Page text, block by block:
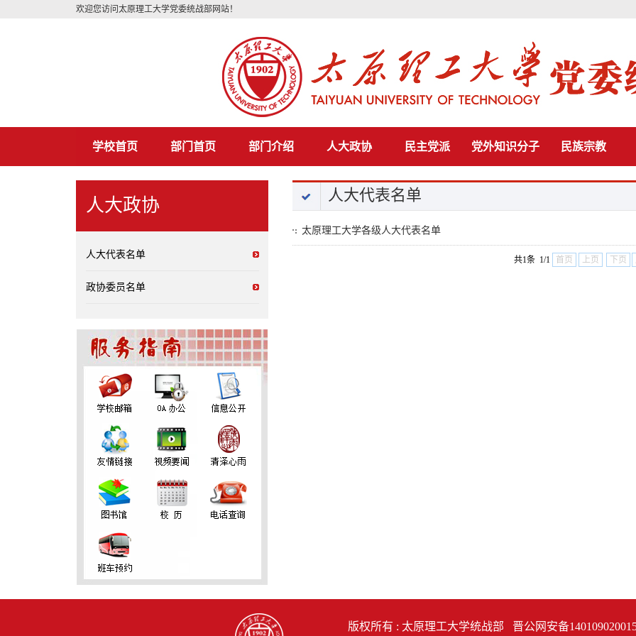
欢迎您访问太原理工大学党委统战部网站！
学校首页 部门首页 部门介绍 人大政协 民主党派 党外知识分子 民族宗教
人大政协
人大代表名单
政协委员名单
人大代表名单
太原理工大学各级人大代表名单
共1条 1/1 首页 上页 下页
版权所有 : 太原理工大学统战部 晋公网安备